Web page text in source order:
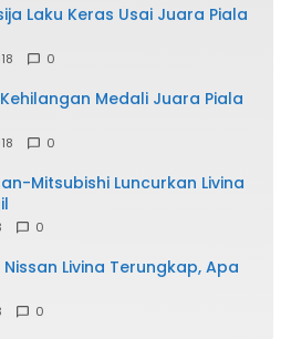
Laku Keras Usai Juara Piala
0
Medali Juara Piala
0
Mitsubishi Luncurkan Livina
0
Nissan Livina Terungkap, Apa
0